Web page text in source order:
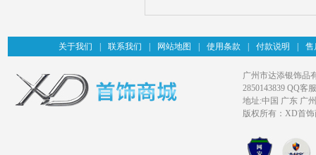
关于我们 联系我们 网站地图 使用条款 付款说明 售
广州市达添银饰品
2850143839 QQ客
地址:中国 广东 广
版权所有：XD首